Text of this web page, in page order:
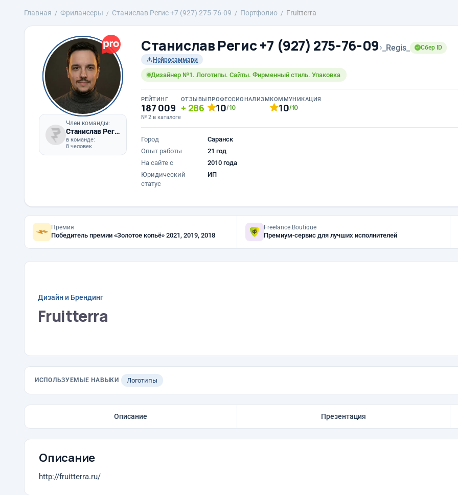
Главная Фрилансеры Станислав Регис +7 (927) 275-76-09 Портфолио Fruitterra
Член команды:
Станислав Регис
в команде:
8 человек
Станислав Регис +7 (927) 275-76-09› _Regis_
Сбер ID
Нейросаммари
Дизайнер №1. Логотипы. Сайты. Фирменный стиль. Упаковка
РЕЙТИНГ
187 009
№ 2 в каталоге
ОТЗЫВЫ
286
ПРОФЕССИОНАЛИЗМ
10/10
КОММУНИКАЦИЯ
10/10
Город
Саранск
Опыт работы
21 год
На сайте с
2010 года
Юридический
статус
ИП
Премия
Победитель премии «Золотое копьё» 2021, 2019, 2018
Freelance.Boutique
Премиум-сервис для лучших исполнителей
Дизайн и Брендинг
Fruitterra
ИСПОЛЬЗУЕМЫЕ НАВЫКИ Логотипы
Описание Презентация
Описание
http://fruitterra.ru/